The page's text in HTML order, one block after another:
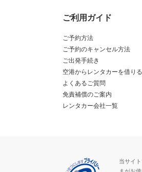
ご利用ガイド
ご予約方法
ご予約のキャンセル方法
ご出発手続き
空港からレンタカーを借り
よくあるご質問
免責補償のご案内
レンタカー会社一覧
当サイ